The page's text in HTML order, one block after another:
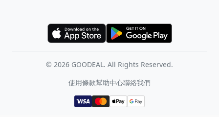
© 2026 GOODEAL. All Rights Reserved.
使用條款幫助中心聯絡我們